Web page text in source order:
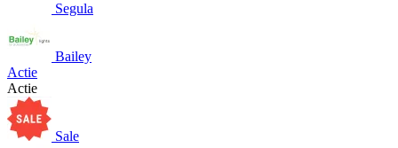
Segula
Bailey
Actie
Actie
Sale